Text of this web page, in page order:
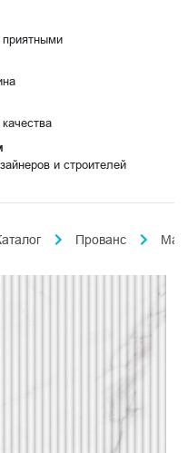
и строителей
Прованс